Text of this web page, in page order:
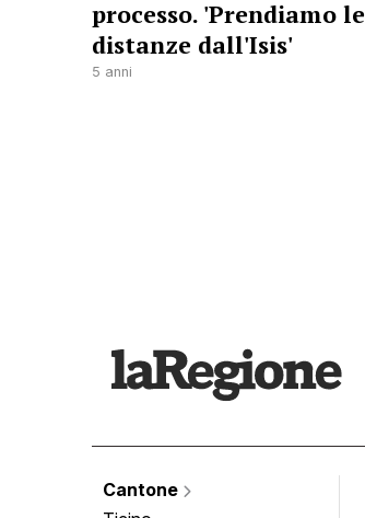
processo. 'Prendiamo le
distanze dall'Isis'
5 anni
Cantone